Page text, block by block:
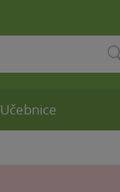
Učebnice